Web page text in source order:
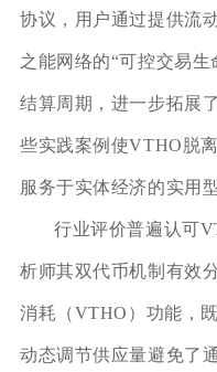
协议，用户通过提供流
之能网络的“可控交易
结算周期，进一步拓展
些实践案例使VTHO脱
服务于实体经济的实用
行业评价普遍认可
析师其双代币机制有效
消耗（VTHO）功能，
动态调节供应量避免了